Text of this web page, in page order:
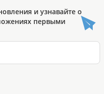
и узнавайте о
первыми